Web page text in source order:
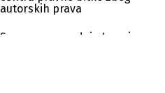
autorskih prava
Sprema se prodaja Jamnice: